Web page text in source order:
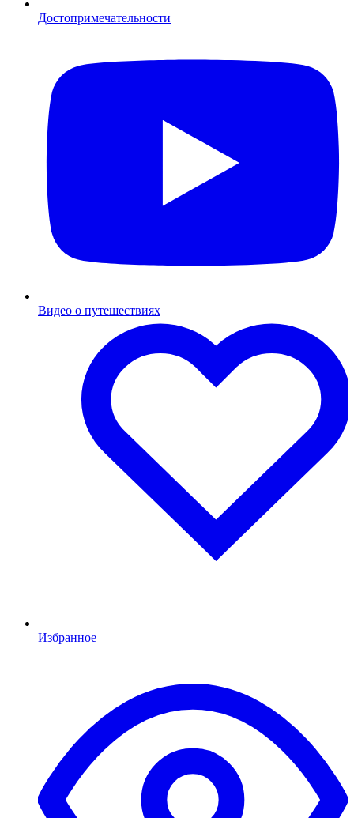
Достопримечательности
Видео о путешествиях
Избранное